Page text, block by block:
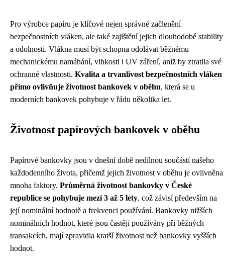
Pro výrobce papíru je klíčové nejen správné začlenění
bezpečnostních vláken, ale také zajištění jejich dlouhodobé stability
a odolnosti. Vlákna musí být schopna odolávat běžnému
mechanickému namáhání, vlhkosti i UV záření, aniž by ztratila své
ochranné vlastnosti. Kvalita a trvanlivost bezpečnostních vláken
přímo ovlivňuje životnost bankovek v oběhu, která se u
moderních bankovek pohybuje v řádu několika let.
Životnost papírových bankovek v oběhu
Papírové bankovky jsou v dnešní době nedílnou součástí našeho
každodenního života, přičemž jejich životnost v oběhu je ovlivněna
mnoha faktory. Průměrná životnost bankovky v České
republice se pohybuje mezi 3 až 5 lety, což závisí především na
její nominální hodnotě a frekvenci používání. Bankovky nižších
nominálních hodnot, které jsou častěji používány při běžných
transakcích, mají zpravidla kratší životnost než bankovky vyšších
hodnot.